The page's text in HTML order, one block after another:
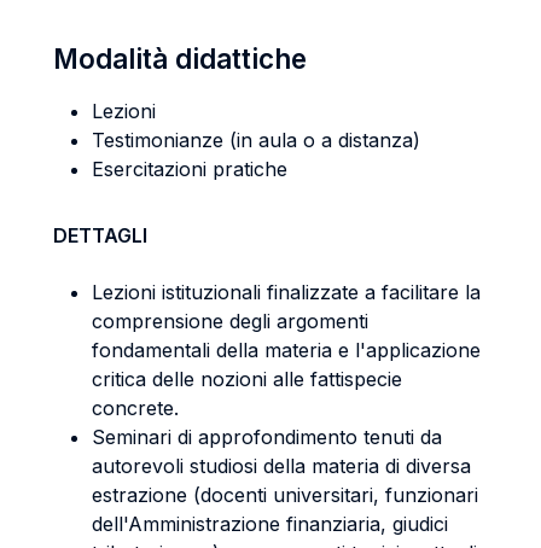
Modalità didattiche
Lezioni
Testimonianze (in aula o a distanza)
Esercitazioni pratiche
DETTAGLI
Lezioni istituzionali finalizzate a facilitare la
comprensione degli argomenti
fondamentali della materia e l'applicazione
critica delle nozioni alle fattispecie
concrete.
Seminari di approfondimento tenuti da
autorevoli studiosi della materia di diversa
estrazione (docenti universitari, funzionari
dell'Amministrazione finanziaria, giudici